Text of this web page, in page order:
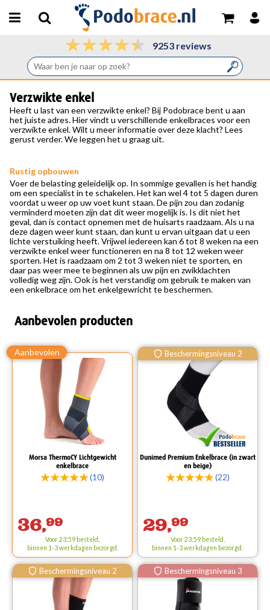
9253 reviews
Verzwikte enkel
Heeft u last van een verzwikte enkel? Bij Podobrace bent u aan
het juiste adres. Hier vindt u verschillende enkelbraces voor een
verzwikte enkel. Wilt u meer informatie over deze klacht? Lees
gerust verder. We leggen het u graag uit.
Rustig opbouwen
Voer de belasting geleidelijk op. In sommige gevallen is het handig
om een specialist in te schakelen. Het kan wel 4 tot 5 dagen duren
voordat u weer op uw voet kunt staan. De pijn zou dan zodanig
verminderd moeten zijn dat dit weer mogelijk is. Is dit niet het
geval, dan is contact opnemen met de huisarts raadzaam. Als u na
deze dagen weer kunt staan, dan kunt u ervan uitgaan dat u een
lichte verstuiking heeft. Vrijwel iedereen kan 6 tot 8 weken na een
verzwikte enkel weer functioneren en na 8 tot 12 weken weer
sporten. Het is raadzaam om 2 tot 3 weken niet te sporten, en
daar pas weer mee te beginnen als uw pijn en zwikklachten
volledig weg zijn. Ook is het verstandig om gebruik te maken van
een enkelbrace om het enkelgewricht te beschermen.
Aanbevolen producten
Morsa ThermoCY Lichtgewicht
enkelbrace
(10)
36,99
Voor 23:59 besteld,
binnen 1-3 werkdagen bezorgd.
Beschermingsniveau 2
Dunimed Premium Enkelbrace (in zwart
en beige)
(22)
29,99
Voor 23:59 besteld,
binnen 1-3 werkdagen bezorgd.
Beschermingsniveau 2 Beschermingsniveau 3